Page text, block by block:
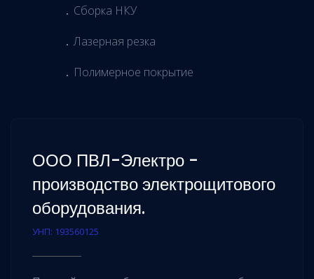
Сборка НКУ
Лазерная резка
Полимерное покрытие
ООО ПВЛ-Электро -
производство электрощитового
оборудования.
УНП: 193560125